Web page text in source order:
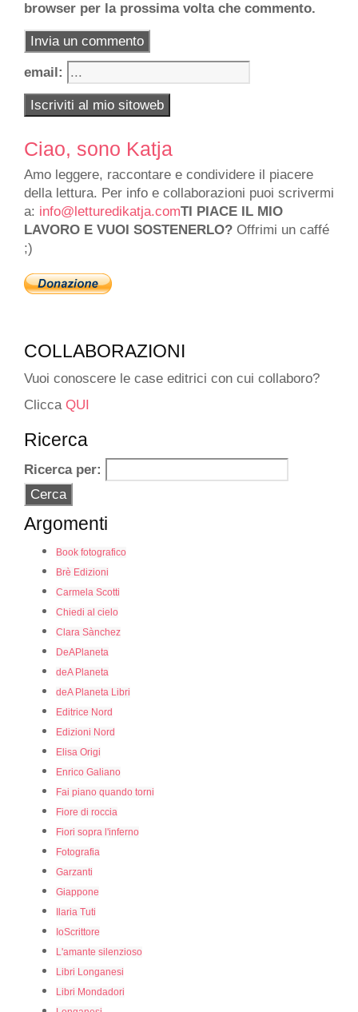
browser per la prossima volta che commento.
email:
Ciao, sono Katja
Amo leggere, raccontare e condividere il piacere
della lettura. Per info e collaborazioni puoi scrivermi
a: info@letturedikatja.comTI PIACE IL MIO
LAVORO E VUOI SOSTENERLO? Offrimi un caffé
;)
COLLABORAZIONI
Vuoi conoscere le case editrici con cui collaboro?
Clicca QUI
Ricerca
Ricerca per:
Argomenti
Book fotografico
Brè Edizioni
Carmela Scotti
Chiedi al cielo
Clara Sànchez
DeAPlaneta
deA Planeta
deA Planeta Libri
Editrice Nord
Edizioni Nord
Elisa Origi
Enrico Galiano
Fai piano quando torni
Fiore di roccia
Fiori sopra l'inferno
Fotografia
Garzanti
Giappone
Ilaria Tuti
IoScrittore
L'amante silenzioso
Libri Longanesi
Libri Mondadori